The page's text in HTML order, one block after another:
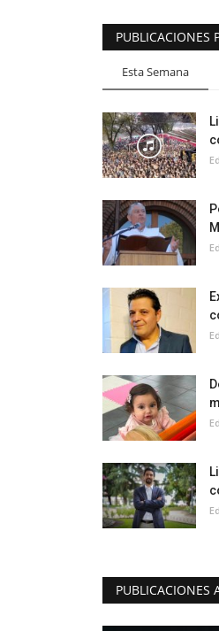
PUBLICACIONES
Esta Semana
PUBLICACIONES